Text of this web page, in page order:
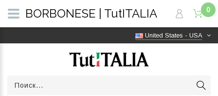
United States - USA
0
BORBONESE | TutITALIA